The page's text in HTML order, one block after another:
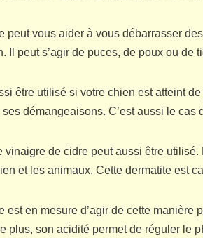
peut vous aider à vous débarrasser
Il peut s’agir de puces, de poux ou de
être utilisé si votre chien est atteint
démangeaisons. C’est aussi le cas
vinaigre de cidre peut aussi être
et les animaux. Cette dermatite est
est en mesure d’agir de cette
plus, son acidité permet de réguler le